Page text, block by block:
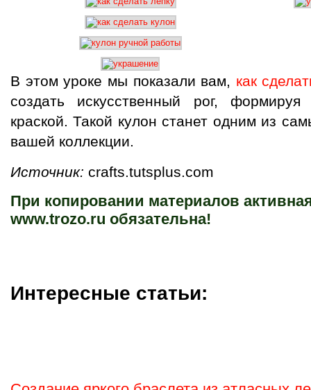
В этом уроке мы показали вам, как
создать искусственный рог,
краской. Такой кулон станет одним из
вашей коллекции.
Источник: crafts.tutsplus.com
При копировании материалов
www.trozo.ru обязательна!
Интересные статьи: